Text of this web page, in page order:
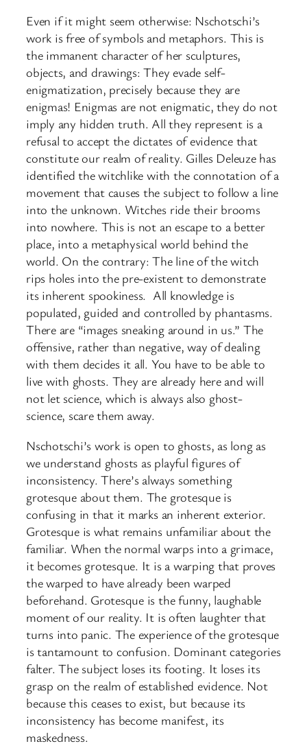
Even if it might seem otherwise: Nschotschi’s
work is free of symbols and metaphors. This is
the immanent character of her sculptures,
objects, and drawings: They evade self-
enigmatization, precisely because they are
enigmas! Enigmas are not enigmatic, they do not
imply any hidden truth. All they represent is a
refusal to accept the dictates of evidence that
constitute our realm of reality. Gilles Deleuze has
identified the witchlike with the connotation of a
movement that causes the subject to follow a line
into the unknown. Witches ride their brooms
into nowhere. This is not an escape to a better
place, into a metaphysical world behind the
world. On the contrary: The line of the witch
rips holes into the pre-existent to demonstrate
its inherent spookiness. All knowledge is
populated, guided and controlled by phantasms.
There are “images sneaking around in us.” The
offensive, rather than negative, way of dealing
with them decides it all. You have to be able to
live with ghosts. They are already here and will
not let science, which is always also ghost-
science, scare them away.
Nschotschi’s work is open to ghosts, as long as
we understand ghosts as playful figures of
inconsistency. There’s always something
grotesque about them. The grotesque is
confusing in that it marks an inherent exterior.
Grotesque is what remains unfamiliar about the
familiar. When the normal warps into a grimace,
it becomes grotesque. It is a warping that proves
the warped to have already been warped
beforehand. Grotesque is the funny, laughable
moment of our reality. It is often laughter that
turns into panic. The experience of the grotesque
is tantamount to confusion. Dominant categories
falter. The subject loses its footing. It loses its
grasp on the realm of established evidence. Not
because this ceases to exist, but because its
inconsistency has become manifest, its
maskedness.